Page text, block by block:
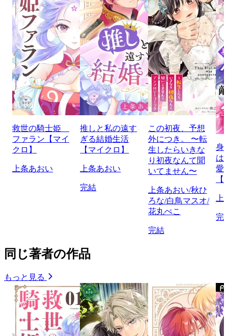
救世の騎士姫
ファラン【マイ
クロ】
上条あおい
推しと私の遠す
ぎる結婚生活
【マイクロ】
上条あおい
完結
この初夜、予想
外につき。 〜転
生したらいきな
り初夜なんて聞
いてません〜
上条あおい/秋ひ
ろな/白鳥マスオ/
花丸ぺこ
完結
身
は
愛
完
同じ著者の作品
もっと見る